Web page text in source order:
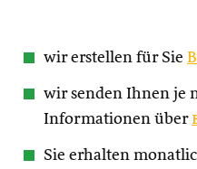
wir erstellen für Sie
wir senden Ihnen je
Informationen über
Sie erhalten